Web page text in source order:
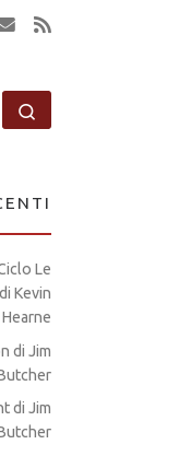
CERCA
Le
Kevin
Hearne
di Jim
di Jim